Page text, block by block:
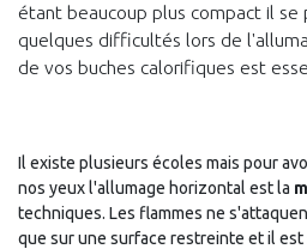
étant beaucoup plus compact il
quelques difficultés lors de
de vos buches calorifiques est
Il existe plusieurs écoles mais pour
nos yeux l'allumage horizontal est la
techniques. Les flammes ne
que sur une surface restreinte et il